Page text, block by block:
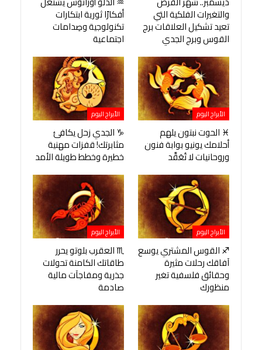
والتغيرات الفلكية التي
تعيد تشكيل العلاقات برج
القوس وبرج الجدي
أفكارًا ثورية ابتكارات
تكنولوجية وصِدامات
اجتماعية
الأبراج اليوم
♓ الحوت نبتون يلهم
أحلامك يونيو بوابة فنون
وروحانيات لا تُعَقَّد
الأبراج اليوم
♑ الجدي زحل يكافئ
مثابرتك! قفزات مهنية
خطيرة وخطط طويلة الأمد
الأبراج اليوم
♐ القوس المشتري يوسع
آفاقك رحلات مثيرة
وحقائق فلسفية تغير
منظورك
الأبراج اليوم
♏ العقرب بلوتو يحرر
طاقاتك الكامنة تحولات
جذرية ومفاجآت مالية
صادمة